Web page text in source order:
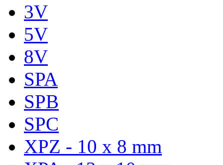
3V
5V
8V
SPA
SPB
SPC
XPZ - 10 x 8 mm